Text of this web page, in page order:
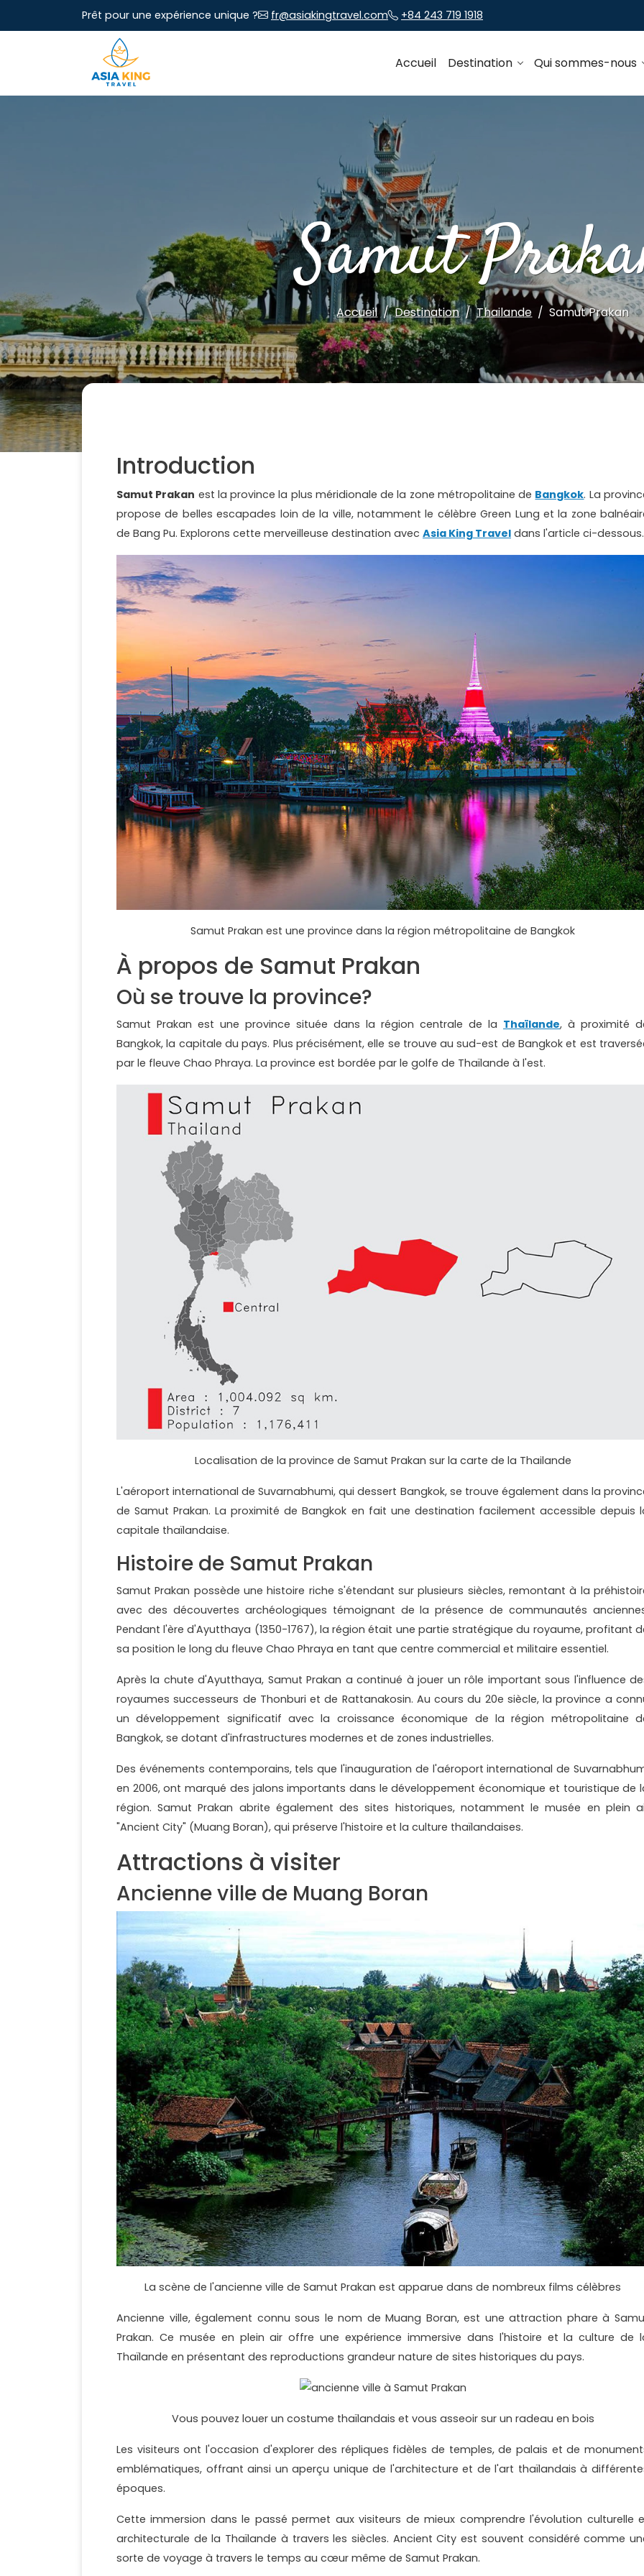
Prêt pour une expérience unique ? fr@asiakingtravel.com +84 243 719 1918
Accueil Destination Qui sommes-nous
Samut
Accueil Destination Thailande Samut Prakan
Introduction
Samut Prakan est la province la plus méridionale de la zone métropolitaine de Bangkok. La
propose de belles escapades loin de la ville, notamment le célèbre Green Lung et la zone
de Bang Pu. Explorons cette merveilleuse destination avec Asia King Travel dans l'article ci-dessous.
Samut Prakan est une province dans la région métropolitaine de Bangkok
À propos de Samut Prakan
Où se trouve la province?
Samut Prakan est une province située dans la région centrale de la Thaïlande, à proximité
Bangkok, la capitale du pays. Plus précisément, elle se trouve au sud-est de Bangkok et est
par le fleuve Chao Phraya. La province est bordée par le golfe de Thaïlande à l'est.
Localisation de la province de Samut Prakan sur la carte de la Thailande
L'aéroport international de Suvarnabhumi, qui dessert Bangkok, se trouve également dans la
de Samut Prakan. La proximité de Bangkok en fait une destination facilement accessible depuis
capitale thaïlandaise.
Histoire de Samut Prakan
Samut Prakan possède une histoire riche s'étendant sur plusieurs siècles, remontant à la
avec des découvertes archéologiques témoignant de la présence de communautés
Pendant l'ère d'Ayutthaya (1350-1767), la région était une partie stratégique du royaume, profitant
sa position le long du fleuve Chao Phraya en tant que centre commercial et militaire essentiel.
Après la chute d'Ayutthaya, Samut Prakan a continué à jouer un rôle important sous l'influence
royaumes successeurs de Thonburi et de Rattanakosin. Au cours du 20e siècle, la province a
un développement significatif avec la croissance économique de la région métropolitaine
Bangkok, se dotant d'infrastructures modernes et de zones industrielles.
Des événements contemporains, tels que l'inauguration de l'aéroport international de
en 2006, ont marqué des jalons importants dans le développement économique et touristique de
région. Samut Prakan abrite également des sites historiques, notamment le musée en plein
"Ancient City" (Muang Boran), qui préserve l'histoire et la culture thaïlandaises.
Attractions à visiter
Ancienne ville de Muang Boran
La scène de l'ancienne ville de Samut Prakan est apparue dans de nombreux films célèbres
Ancienne ville, également connu sous le nom de Muang Boran, est une attraction phare à
Prakan. Ce musée en plein air offre une expérience immersive dans l'histoire et la culture de
Thaïlande en présentant des reproductions grandeur nature de sites historiques du pays.
Vous pouvez louer un costume thaïlandais et vous asseoir sur un radeau en bois
Les visiteurs ont l'occasion d'explorer des répliques fidèles de temples, de palais et de
emblématiques, offrant ainsi un aperçu unique de l'architecture et de l'art thaïlandais à
époques.
Cette immersion dans le passé permet aux visiteurs de mieux comprendre l'évolution culturelle
architecturale de la Thaïlande à travers les siècles. Ancient City est souvent considéré comme
sorte de voyage à travers le temps au cœur même de Samut Prakan.